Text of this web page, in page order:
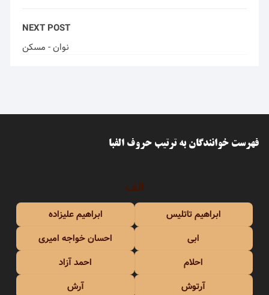
NEXT POST
نوان - مسکن
فهرست خوانندگان به ترتیب حروف الفبا
الف
ابراهیم تاتلیس
ابراهیم علیزاده
ابی
احسان خواجه امیری
احلام
احمد آزاد
آرتوش
آرش